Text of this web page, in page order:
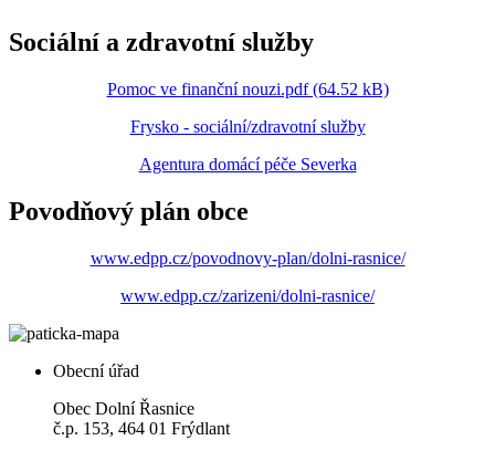
Sociální a zdravotní služby
Pomoc ve finanční nouzi.pdf (64.52 kB)
Frysko - sociální/zdravotní služby
Agentura domácí péče Severka
Povodňový plán obce
www.edpp.cz/povodnovy-plan/dolni-rasnice/
www.edpp.cz/zarizeni/dolni-rasnice/
Obecní úřad
Obec Dolní Řasnice
č.p. 153, 464 01 Frýdlant